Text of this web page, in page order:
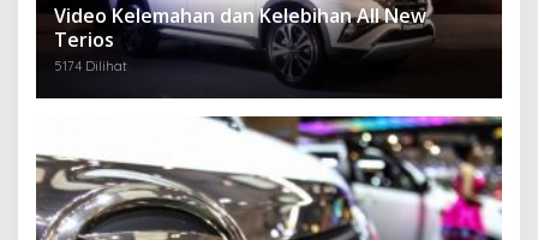
Video Kelemahan dan Kelebihan All New
Terios
5174 Dilihat